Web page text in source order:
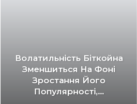
Волатильність Біткойна
Зменшиться На Фоні
Зростання Його
Популярності,…